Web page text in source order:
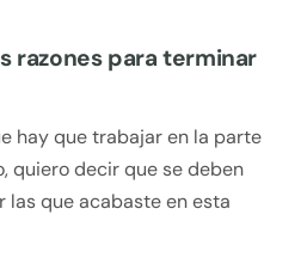
razones para terminar
hay que trabajar en la parte
quiero decir que se deben
las que acabaste en esta